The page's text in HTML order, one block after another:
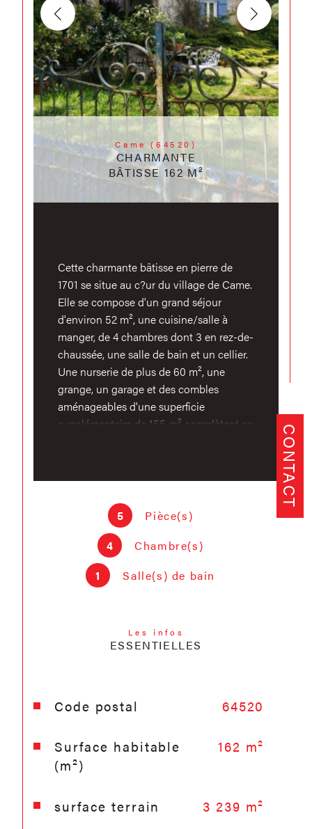
CONTACT
Came (64520)
CHARMANTE
BÂTISSE 162 M²
5
Pièce(s)
4
Chambre(s)
1
Salle(s) de bain
Les infos
ESSENTIELLES
Caractéristiques Valeurs
Code postal 64520
Surface habitable
(m²)
162 m²
surface terrain 3 239 m²
Cette charmante bâtisse en pierre de
1701 se situe au c?ur du village de Came.
Elle se compose d'un grand séjour
d'environ 52 m², une cuisine/salle à
manger, de 4 chambres dont 3 en rez-de-
chaussée, une salle de bain et un cellier.
Une nurserie de plus de 60 m², une
grange, un garage et des combles
aménageables d'une superficie
supplémentaire de 155 m² complètent ce
vis. Quelques travaux à prévoir. Le plus :
Un terrain agricole de 1 hectare environ
est vendu avec la maison. Prix de vente :
242 000€ honoraires d'agence inclus à la
charge de l'acquéreur (prix hors